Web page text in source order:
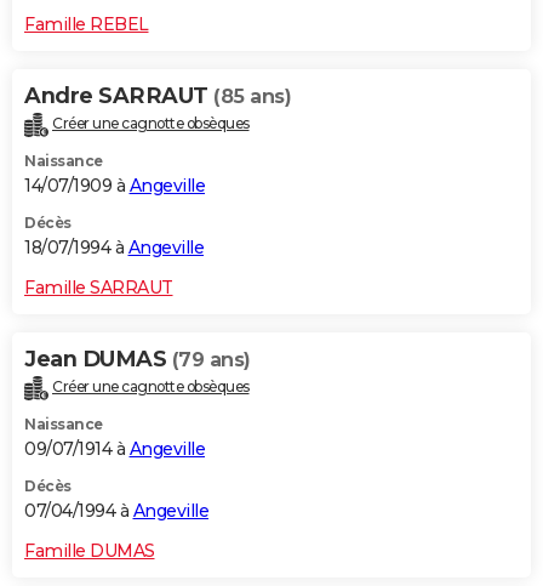
Famille REBEL
Andre SARRAUT (85 ans)
Créer une cagnotte obsèques
Naissance
14/07/1909 à Angeville
Décès
18/07/1994 à Angeville
Famille SARRAUT
Jean DUMAS (79 ans)
Créer une cagnotte obsèques
Naissance
09/07/1914 à Angeville
Décès
07/04/1994 à Angeville
Famille DUMAS